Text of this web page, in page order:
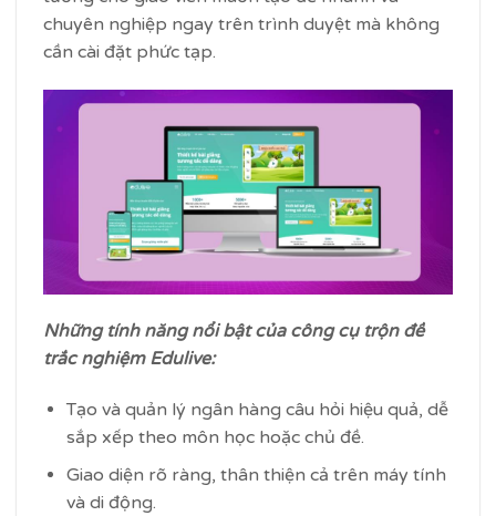
chuyên nghiệp ngay trên trình duyệt mà không
cần cài đặt phức tạp.
Những tính năng nổi bật của công cụ trộn đề
trắc nghiệm Edulive:
Tạo và quản lý ngân hàng câu hỏi hiệu quả, dễ
sắp xếp theo môn học hoặc chủ đề.
Giao diện rõ ràng, thân thiện cả trên máy tính
và di động.